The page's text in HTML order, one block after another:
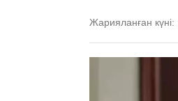
Жарияланған күні: